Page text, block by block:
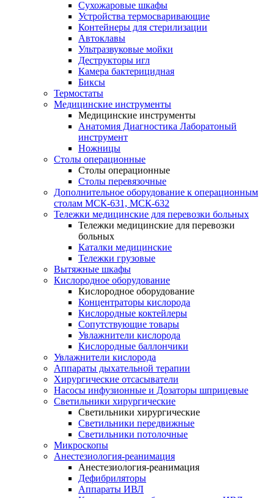
Сухожаровые шкафы
Устройства термосваривающие
Контейнеры для стерилизации
Автоклавы
Ультразвуковые мойки
Деструкторы игл
Камера бактерицидная
Биксы
Термостаты
Медицинские инструменты
Медицинские инструменты
Анатомия Диагностика Лаборатоный
инструмент
Ножницы
Столы операционные
Столы операционные
Столы перевязочные
Дополнительное оборудование к операционным
столам МСК-631, МСК-632
Тележки медицинские для перевозки больных
Тележки медицинские для перевозки
больных
Каталки медицинские
Тележки грузовые
Вытяжные шкафы
Кислородное оборудование
Кислородное оборудование
Концентраторы кислорода
Кислородные коктейлеры
Сопутствующие товары
Увлажнители кислорода
Кислородные баллончики
Увлажнители кислорода
Аппараты дыхательной терапии
Хирургические отсасыватели
Насосы инфузионные и Дозаторы шприцевые
Светильники хирургические
Светильники хирургические
Светильники передвижные
Светильники потолочные
Микроскопы
Анестезиология-реанимация
Анестезиология-реанимация
Дефибриляторы
Аппараты ИВЛ